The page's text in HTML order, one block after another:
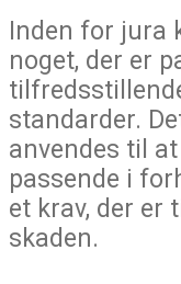
Inden for jura
noget, der er
standarder.
anvendes til
passende i
et krav, der
skaden.